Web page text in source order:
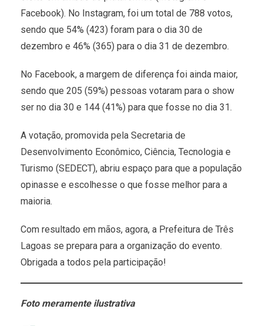
Facebook). No Instagram, foi um total de 788 votos,
sendo que 54% (423) foram para o dia 30 de
dezembro e 46% (365) para o dia 31 de dezembro.
No Facebook, a margem de diferença foi ainda maior,
sendo que 205 (59%) pessoas votaram para o show
ser no dia 30 e 144 (41%) para que fosse no dia 31.
A votação, promovida pela Secretaria de
Desenvolvimento Econômico, Ciência, Tecnologia e
Turismo (SEDECT), abriu espaço para que a população
opinasse e escolhesse o que fosse melhor para a
maioria.
Com resultado em mãos, agora, a Prefeitura de Três
Lagoas se prepara para a organização do evento.
Obrigada a todos pela participação!
Foto meramente ilustrativa